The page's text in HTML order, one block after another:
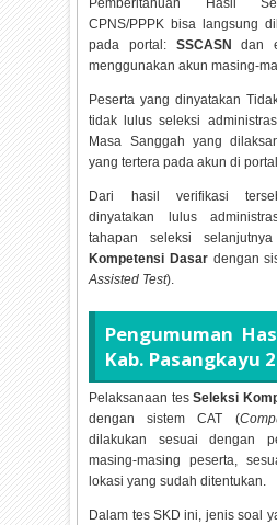
Pemberitahuan Hasil
CPNS/PPPK bisa langsung
pada portal: SSCASN
dan
menggunakan akun masing-
Peserta yang dinyatakan
tidak lulus seleksi
Masa Sanggah yang
yang tertera pada akun di
Dari hasil verifikasi
dinyatakan lulus
tahapan seleksi
Kompetensi Dasar dengan
Assisted Test).
Pengumuman
Kab. Pasangkayu
Pelaksanaan tesSeleksi
dengan sistem CAT (
dilakukan sesuai dengan
masing-masing peserta,
lokasi yang sudah ditentukan.
Dalam tes SKD ini, jenis soal